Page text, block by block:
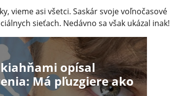
vieme asi všetci. Saskár svoje voľnočasové
sieťach. Nedávno sa však ukázal inak!
opísal
Má pľuzgiere ako